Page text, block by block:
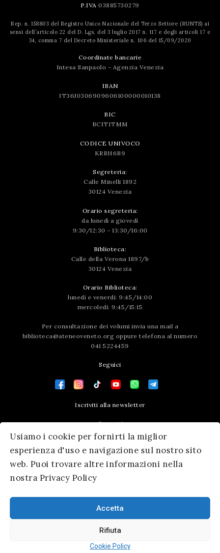
Usiamo i cookie per fornirti la miglior
esperienza d'uso e navigazione sul nostro sito
web. Puoi trovare altre informazioni nella
nostra Privacy Policy
Accetta
Rifiuta
Cookie Policy
P.IVA 03885730279
Rep. n. 158803 del Registro Unico Nazionale del Terzo Settore (RUNTS) ai
sensi dell’articolo 22 del D. Lgs. del 3 luglio 2017 n. 117 e degli articoli 17 e
34, comma 7 del Decreto Ministeriale n. 106 del 15/09/2020
Coordinate bancarie
Intesa Sanpaolo - Agenzia Venezia
IBAN
IT36J0306909606100000010138
BIC
BCITITMM
CODICE UNIVOCO
KRRH6B9
Segreteria:
Calle Minelli 1892
30124 Venezia
Orario segreteria:
da lunedì a giovedì
9:30/12:30 - 13:30/16:00
Biblioteca:
Calle della Verona 1897/b
30124 Venezia
Orario Biblioteca:
lunedì e venerdì: 9:45/14:00
mercoledì: 9:45/15:15
Per consultazione dei volumi invia una mail a
biblioteca@ateneoveneto.org oppure telefona al numero
041 5224459
Seguici
Iscriviti alla newsletter
Contatti